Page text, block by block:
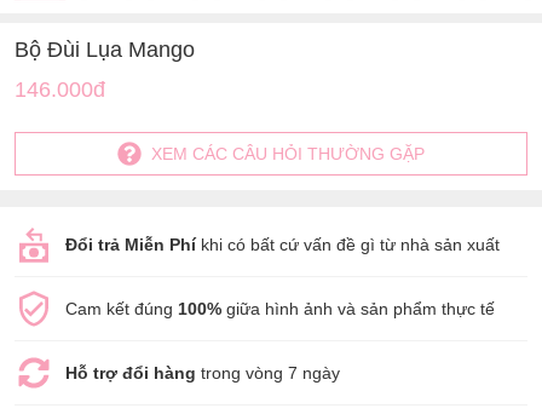
Bộ Đùi Lụa Mango
146.000đ
XEM CÁC CÂU HỎI THƯỜNG GẶP
Đổi trả Miễn Phíkhi có bất cứ vấn đề gì từ nhà sản xuất
Cam kết đúng 100% giữa hình ảnh và sản phẩm thực tế
Hỗ trợ đổi hàng trong vòng 7 ngày